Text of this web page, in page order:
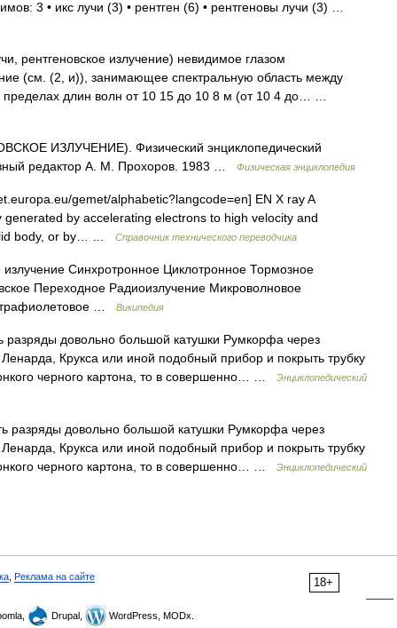
3 • икс лучи (3) • рентген (6) • рентгеновы лучи (3) …
рентгеновское излучение) невидимое глазом
(см. (2, и)), занимающее спектральную область между
длин волн от 10 15 до 10 8 м (от 10 4 до… …
ИЗЛУЧЕНИЕ). Физический энциклопедический
редактор А. М. Прохоров. 1983 …
Физическая энциклопедия
gemet/alphabetic?langcode=en] EN X ray A
by accelerating electrons to high velocity and
body, or by… …
Справочник технического переводчика
Синхротронное Циклотронное Тормозное
Переходное Радиоизлучение Микроволновое
…
Википедия
довольно большой катушки Румкорфа через
Крукса или иной подобный прибор и покрыть трубку
черного картона, то в совершенно… …
Энциклопедический
разряды довольно большой катушки Румкорфа через
Крукса или иной подобный прибор и покрыть трубку
черного картона, то в совершенно… …
Энциклопедический
18+
Реклама на сайте
Drupal, WordPress, MODx.